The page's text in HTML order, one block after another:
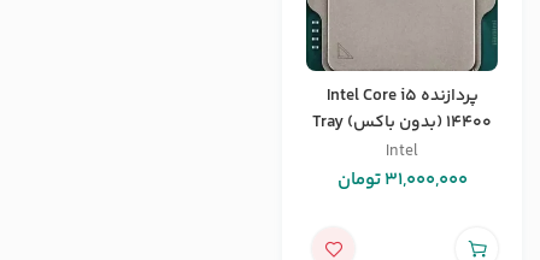
پردازنده Intel Core i5
14400 (بدون باکس) Tray
Intel
31,000,000تومان